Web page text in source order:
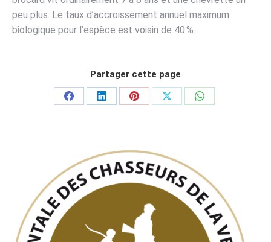
peu plus. Le taux d’accroissement annuel maximum
biologique pour l’espèce est voisin de 40 %.
Partager cette page
PartagerPartagerPartagerPartagerPartager